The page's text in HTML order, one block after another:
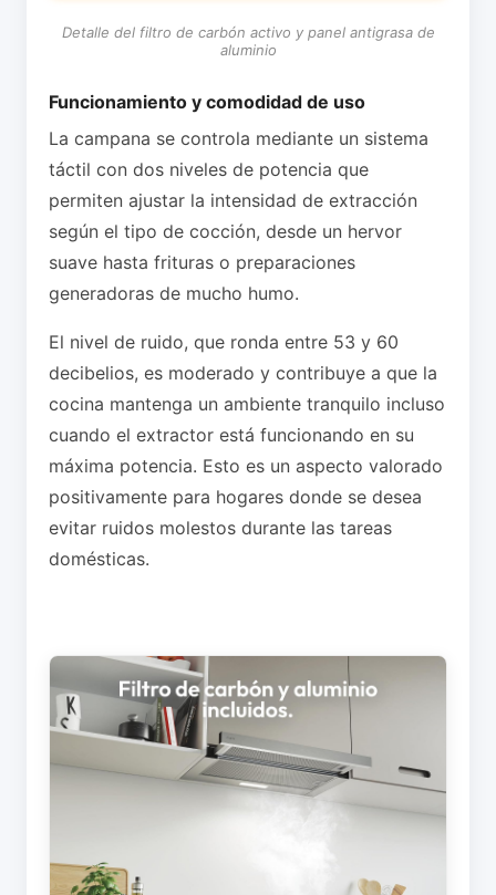
Detalle del filtro de carbón activo y panel antigrasa de
aluminio
Funcionamiento y comodidad de uso
La campana se controla mediante un sistema
táctil con dos niveles de potencia que
permiten ajustar la intensidad de extracción
según el tipo de cocción, desde un hervor
suave hasta frituras o preparaciones
generadoras de mucho humo.
El nivel de ruido, que ronda entre 53 y 60
decibelios, es moderado y contribuye a que la
cocina mantenga un ambiente tranquilo incluso
cuando el extractor está funcionando en su
máxima potencia. Esto es un aspecto valorado
positivamente para hogares donde se desea
evitar ruidos molestos durante las tareas
domésticas.